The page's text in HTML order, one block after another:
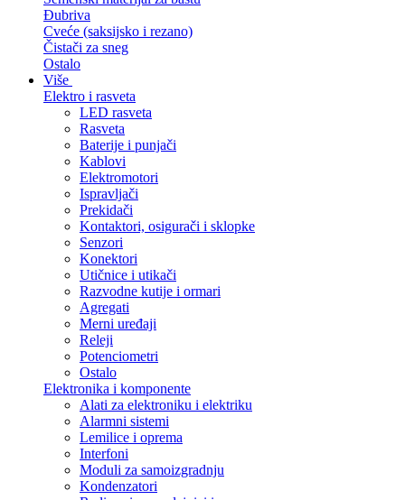
Đubriva
Cveće (saksijsko i rezano)
Čistači za sneg
Ostalo
Više
Elektro i rasveta
LED rasveta
Rasveta
Baterije i punjači
Kablovi
Elektromotori
Ispravljači
Prekidači
Kontaktori, osigurači i sklopke
Senzori
Konektori
Utičnice i utikači
Razvodne kutije i ormari
Agregati
Merni uređaji
Releji
Potenciometri
Ostalo
Elektronika i komponente
Alati za elektroniku i elektriku
Alarmni sistemi
Lemilice i oprema
Interfoni
Moduli za samoizgradnju
Kondenzatori